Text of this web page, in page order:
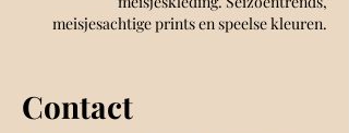
meisjesachtige prints en speelse kleuren.
Contact